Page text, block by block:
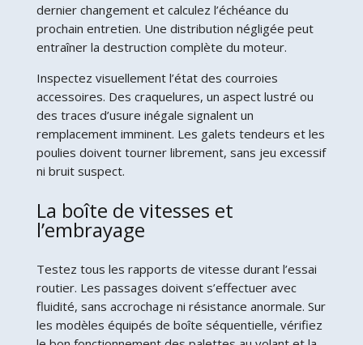
dernier changement et calculez l’échéance du
prochain entretien. Une distribution négligée peut
entraîner la destruction complète du moteur.
Inspectez visuellement l’état des courroies
accessoires. Des craquelures, un aspect lustré ou
des traces d’usure inégale signalent un
remplacement imminent. Les galets tendeurs et les
poulies doivent tourner librement, sans jeu excessif
ni bruit suspect.
La boîte de vitesses et
l’embrayage
Testez tous les rapports de vitesse durant l’essai
routier. Les passages doivent s’effectuer avec
fluidité, sans accrochage ni résistance anormale. Sur
les modèles équipés de boîte séquentielle, vérifiez